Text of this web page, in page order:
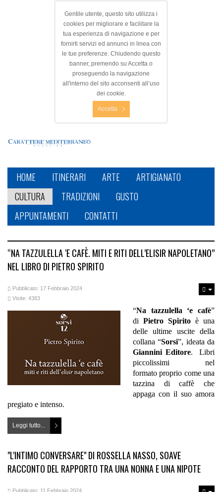
Gentile utente, questo sito utilizza i
cookies per migliorare e facilitare la
tua esperienza di navigazione e per
fornirti servizi ed annunci in linea con
le tue preferenze. Chiudendo questo
banner, premendo su Accetta o
proseguendo la navigazione
all'interno del sito acconsenti all’uso
dei cookie.
Accetta
HOME ITINERARI ARTE
ARTIGIANATO
CULTURA
TRADIZIONI
GUSTO
APPUNTAMENTI
CONTATTI
“NA TAZZULELLA ‘E CAFÈ. MITI E RITI DELL’ELISIR NAPOLETANO”
NEL LIBRO DI PIETRO SPIRITO
Pubblicato: 17 Febbraio 2024
Visite: 4383
“Na tazzulella ‘e cafè”
di Pietro Spirito è una
delle ultime uscite della
collana “Sorsi”, ideata da
Giannini Editore. Libri
piccolissimi nel
formato proprio come una
tazzina di caffè che
appaga con il suo amora
pregiato e intenso.
Leggi tutto...
"L'INTIMO CONVERSARE" DI ROSSELLA NASSO, SOAVE
RACCONTO DEL RAPPORTO TRA UNA NONNA E UNA NIPOTE
Pubblicato: 11 Febbraio 2024